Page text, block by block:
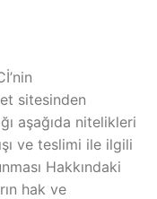
sitesinden
aşağıda nitelikleri
ve teslimi ile ilgili
Hakkındaki
hak ve